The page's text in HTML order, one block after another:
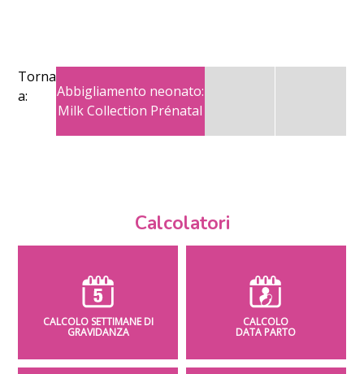
Torna
a:
Abbigliamento neonato:
Milk Collection Prénatal
Calcolatori
CALCOLO SETTIMANE DI
GRAVIDANZA
CALCOLO
DATA PARTO